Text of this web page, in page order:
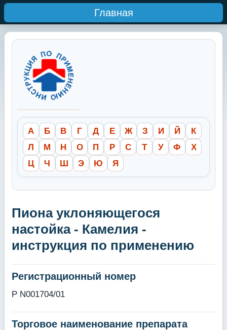
Главная
А Б В Г Д Е Ж З И Й
К
Л
М Н О П Р С Т У Ф
Х
Ц
Ч Ш Э Ю Я
Пиона уклоняющегося
настойка - Камелия -
инструкция по применению
Регистрационный номер
Р N001704/01
Торговое наименование препарата